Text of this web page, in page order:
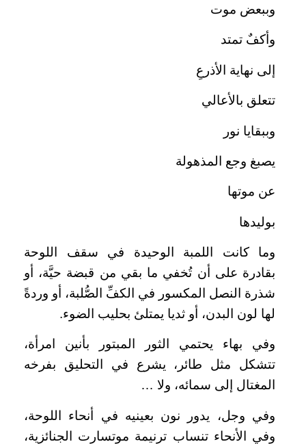
وببعض موت
وأكفٌ تمتد
إلى نهاية الأذرعِ
تتعلق بالأعالي
وببقايا نور
يصبغ وجع المذهولة
عن موتها
بوليدها
وما كانت اللمبة الوحيدة في سقف اللوحة
بقادرة على أن تُخفي ما بقي من قبضة حيَّة، أو
شذرة النصل المكسور في الكفِّ الصُّلبة، أو وردةً
لها لون البدن، أو ثديا يمتلئ بحليب الضوء.
وفي بهاء يحتمي الثور المبتور بأنين امرأة،
تتشكل مثل طائر، يشرع في التحليق بفرخه
المغتال إلى سمائه، ولا …
وفي وجل، يدور نون بعينيه في أنحاء اللوحة،
وفي الأنحاء تنساب ترنيمة موتسارت الجنائزية،